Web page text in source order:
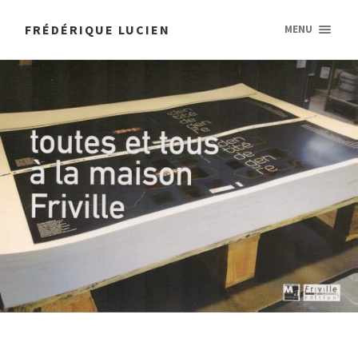
FRÉDÉRIQUE LUCIEN MENU